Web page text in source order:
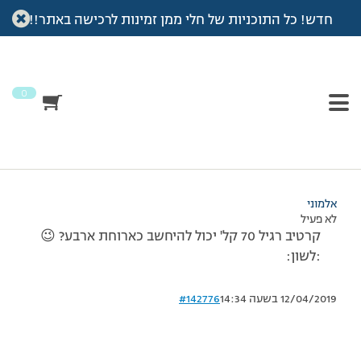
חדש! כל התוכניות של חלי ממן זמינות לרכישה באתר!!
0
עמוד הבית >דיונים>פורום >קרטיב
מוצגות 3 תגובות – 1 עד 3 (מתוך 3 סה״כ)
אלמוני
לא פעיל
קרטיב רגיל 70 קל' יכול להיחשב כארוחת ארבע? 😉
:לשון:
12/04/2019 בשעה 14:34 #142776